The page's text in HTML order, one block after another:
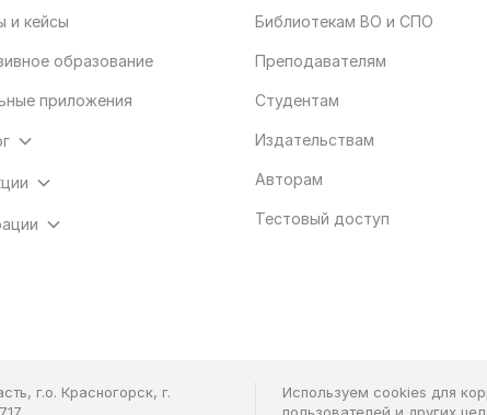
и кейсы
образование
приложения
Библиотекам ВО и СПО
Преподавателям
Студентам
Издательствам
Авторам
Тестовый доступ
г.о. Красногорск, г.
Используем cookies для